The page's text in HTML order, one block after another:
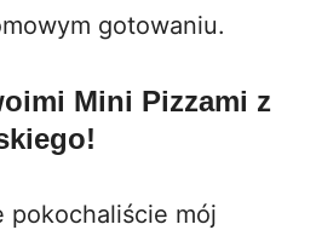
gotowaniu.
Mini Pizzami z
pokochaliście mój